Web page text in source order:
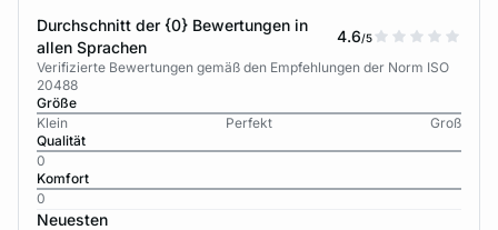
Durchschnitt der {0} Bewertungen in
allen Sprachen
4.6/5
Verifizierte Bewertungen gemäß den Empfehlungen der Norm ISO
20488
Größe
Klein
Perfekt
Groß
Qualität
0
Komfort
0
Neuesten